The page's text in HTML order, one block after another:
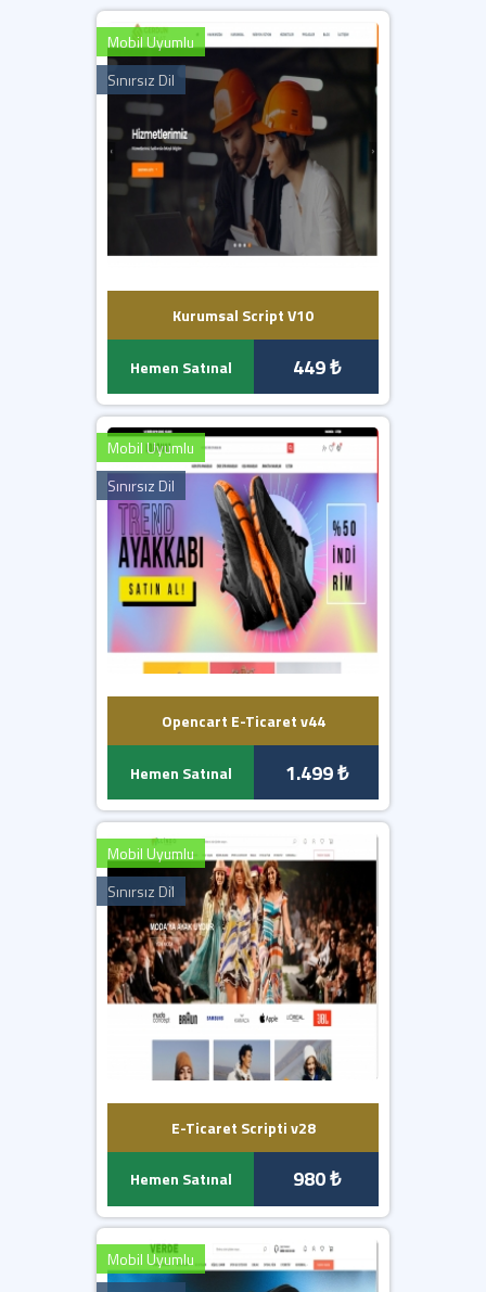
Yazılımımız en düşük 5.6 PHP sürümü ile çalışmaktadır.
Sunucunuzda güncel IONCUBE yüklü olmalıdır.
İletişim formları, SMTP bilgilerini girmediğiniz taktirde
çalışmaz.
Mobil Uyumlu
Sınırsız Dil
Kurumsal Script V10
Hemen Satınal 449 ₺
Mobil Uyumlu
Sınırsız Dil
Opencart E-Ticaret v44
Hemen Satınal 1.499 ₺
Mobil Uyumlu
Sınırsız Dil
E-Ticaret Scripti v28
Hemen Satınal 980 ₺
Mobil Uyumlu